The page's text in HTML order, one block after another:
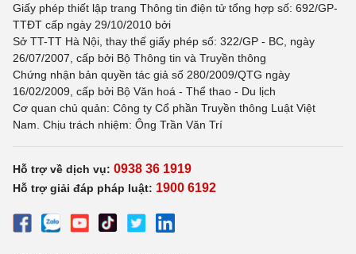
Giấy phép thiết lập trang Thông tin điện tử tổng hợp số: 692/GP-
TTĐT cấp ngày 29/10/2010 bởi
Sở TT-TT Hà Nội, thay thế giấy phép số: 322/GP - BC, ngày
26/07/2007, cấp bởi Bộ Thông tin và Truyền thông
Chứng nhận bản quyền tác giả số 280/2009/QTG ngày
16/02/2009, cấp bởi Bộ Văn hoá - Thể thao - Du lịch
Cơ quan chủ quản: Công ty Cổ phần Truyền thông Luật Việt
Nam. Chịu trách nhiệm: Ông Trần Văn Trí
Hỗ trợ về dịch vụ: 0938 36 1919
Hỗ trợ giải đáp pháp luật: 1900 6192